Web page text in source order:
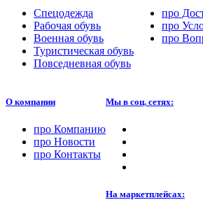
Спецодежда
Рабочая обувь
Военная обувь
Туристическая обувь
Повседневная обувь
про
про
про
О компании
про Компанию
про Новости
про Контакты
Мы в соц. сетях:
На маркетплейсах: